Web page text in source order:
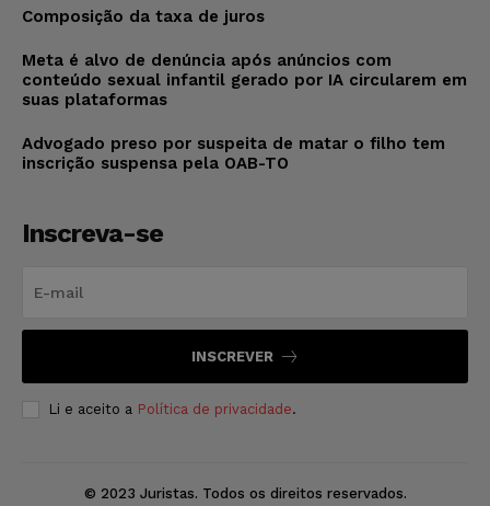
Composição da taxa de juros
Meta é alvo de denúncia após anúncios com
conteúdo sexual infantil gerado por IA circularem em
suas plataformas
Advogado preso por suspeita de matar o filho tem
inscrição suspensa pela OAB-TO
Inscreva-se
INSCREVER
Li e aceito a Política de privacidade.
© 2023 Juristas. Todos os direitos reservados.